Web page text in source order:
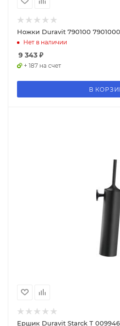
Ножки Duravit 790100
Нет в наличии
9 343 ₽
+ 187 на счет
В
Ершик Duravit Starck T